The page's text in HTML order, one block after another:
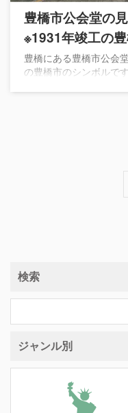
豊橋市公会堂の
※1931年竣工の
豊橋にある豊橋市公会
の豊橋市のシンボルです
検索
ジャンル別